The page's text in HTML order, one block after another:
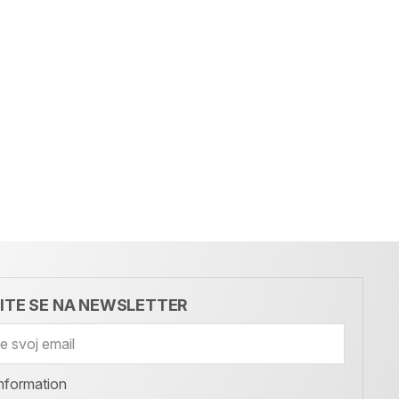
SE NA NEWSLETTER